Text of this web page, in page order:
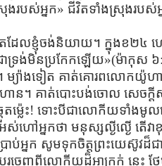
បស់អ្នក» ជីវិតទាំងស្រុងរបស់អ្ន
ែលខ្ញុំចង់និយាយ។ ក្នុងខ២៤ ហ
ទ្រង់មិនប្រកែកឡើយ»(ម៉ាកុស ៦
ម្យ៉ាងទៀត គាត់គោរពលោក
។ គាត់បោះបង់ចោល សេចក្ដីស
តម្ល៉េះ! ទោះបីជាលោកីយទាំង
ហៅអ្នកថា មនុស្សល្ងីល្ងើ តើ
រាប់អ្នក សូមទុកចិត្ដព្រះយេស៊ូវ
េញពីលោកីយដ៏អាក្រក់ នេះ ថែ